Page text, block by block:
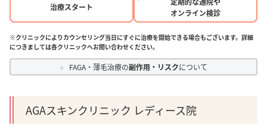
治療スタート
オンライン検診
※クリニックによりカウンセリング当日にすぐに治療を開始できる場合もございます。詳細
につきましては各クリニックへお問い合わせください。
FAGA・薄毛治療の副作用・リスクについて
AGAスキンクリニック レディース院